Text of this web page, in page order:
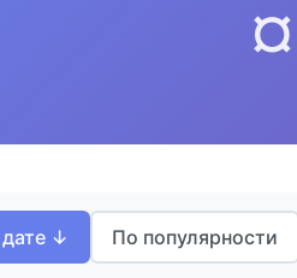
¤
↓ По популярности